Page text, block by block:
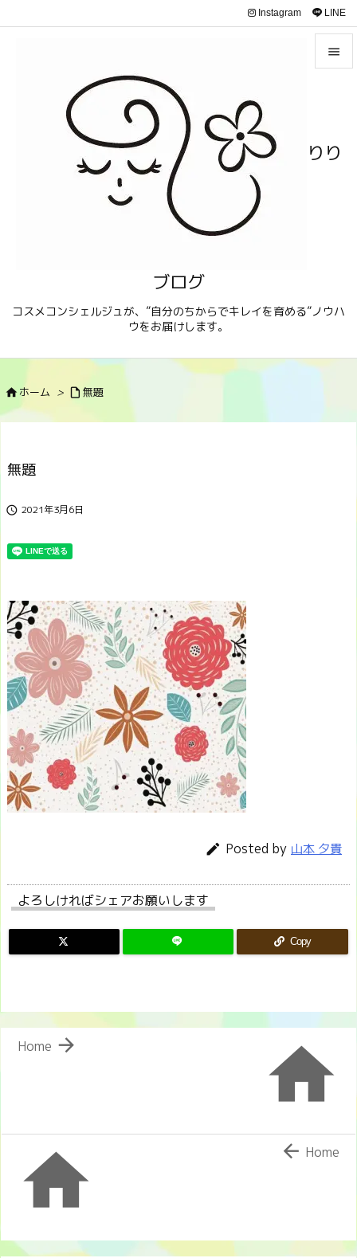
りり
ブログ
コスメコンシェルジュが、”自分のちからでキレイを育める”ノウハ
ウをお届けします。

サイド
Instagram LINE
ホーム >  無題
無題
 2021年3月6日
 Posted by 山本 夕貴
よろしければシェアお願いします
Copy


Home
  Home